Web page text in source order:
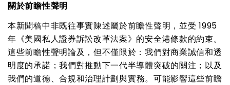
關於前瞻性聲明
本新聞稿中非既往事實陳述屬於前瞻性聲明，並受 1995
年《美國私人證券訴訟改革法案》的安全港條款的約束。
這些前瞻性聲明論及，但不僅限於：我們對商業誠信和透
明度的承諾；我們對推動下一代半導體突破的關注；以及
我們的道德、合規和治理計劃與實務。可能影響這些前瞻